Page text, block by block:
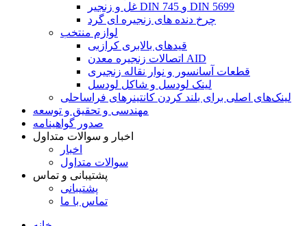
غل و زنجیر DIN 745 و DIN 5699
چرخ دنده های زنجیره ای گرد
لوازم منتخب
قیدهای بالابری کرازبی
اتصالات زنجیره معدن AID
قطعات آسانسور و نوار نقاله زنجیری
لینک لودسل و شاکل لودسل
لینک‌های اصلی برای بلند کردن کانتینرهای فراساحلی
مهندسی و تحقیق و توسعه
صدور گواهینامه
اخبار و سوالات متداول
اخبار
سوالات متداول
پشتیبانی و تماس
پشتیبانی
تماس با ما